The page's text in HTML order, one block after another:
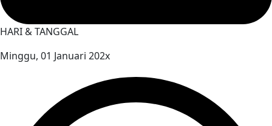
HARI & TANGGAL
Minggu, 01 Januari 202x